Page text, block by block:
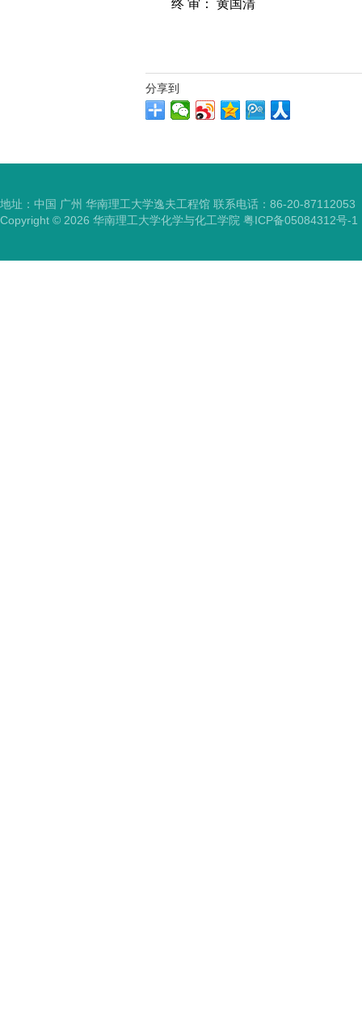
终 审： 黄国清
分享到
地址：中国 广州 华南理工大学逸夫工程馆 联系电话：86-20-87112053
Copyright © 2026 华南理工大学化学与化工学院 粤ICP备05084312号-1